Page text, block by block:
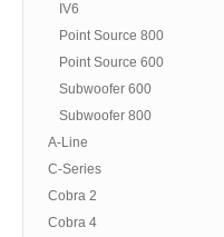
IV6
Point Source 800
Point Source 600
Subwoofer 600
Subwoofer 800
A-Line
C-Series
Cobra 2
Cobra 4